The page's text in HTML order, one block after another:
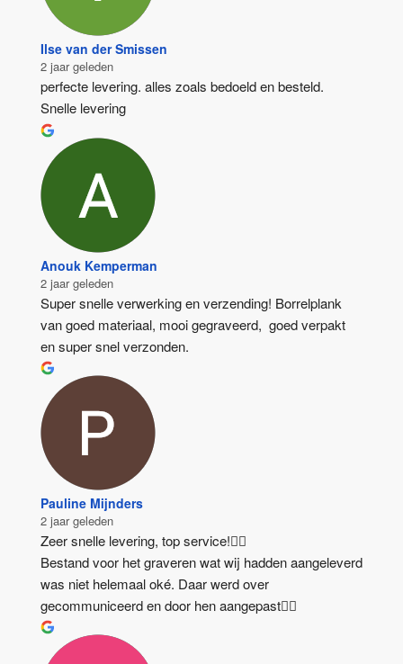
Ilse van der Smissen
2 jaar geleden
perfecte levering. alles zoals bedoeld en besteld.
Snelle levering
Anouk Kemperman
2 jaar geleden
Super snelle verwerking en verzending! Borrelplank
van goed materiaal, mooi gegraveerd,  goed verpakt
en super snel verzonden.
Pauline Mijnders
2 jaar geleden
Zeer snelle levering, top service!👍🏻
Bestand voor het graveren wat wij hadden aangeleverd
was niet helemaal oké. Daar werd over
gecommuniceerd en door hen aangepast👍🏻